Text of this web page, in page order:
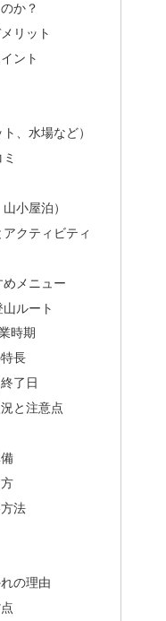
か？
リット
ント
、水場など）
小屋泊）
クティビティ
メニュー
ルート
時期
長
了日
と注意点
法
の理由